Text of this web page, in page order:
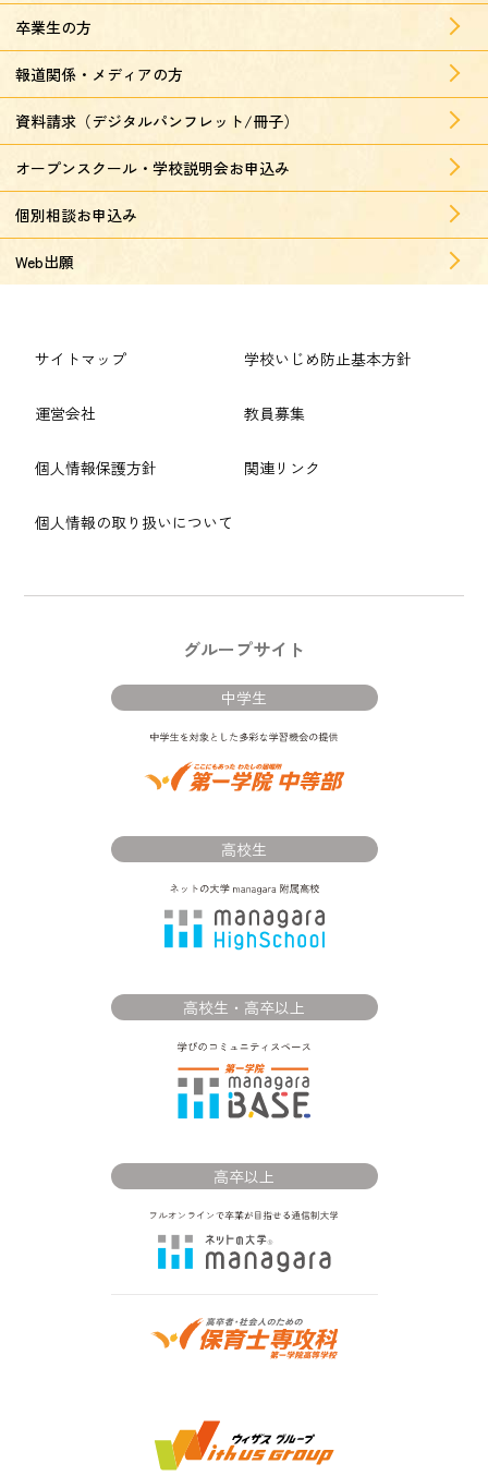
卒業生の方
報道関係・メディアの方
資料請求（デジタルパンフレット/冊子）
オープンスクール・学校説明会お申込み
個別相談お申込み
Web出願
サイトマップ
運営会社
個人情報保護方針
個人情報の取り扱いについて
学校いじめ防止基本方針
教員募集
関連リンク
グループサイト
中学生
高校生
高校生・高卒以上
高卒以上